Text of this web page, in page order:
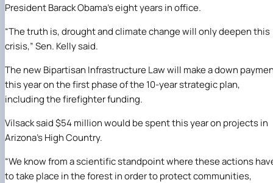
President Barack Obama’s eight years in office.
“The truth is, drought and climate change will only deepen this
crisis,” Sen. Kelly said.
The new Bipartisan Infrastructure Law will make a down
this year on the first phase of the 10-year strategic plan,
including the firefighter funding.
Vilsack said $54 million would be spent this year on projects in
Arizona’s High Country.
“We know from a scientific standpoint where these actions
to take place in the forest in order to protect communities,